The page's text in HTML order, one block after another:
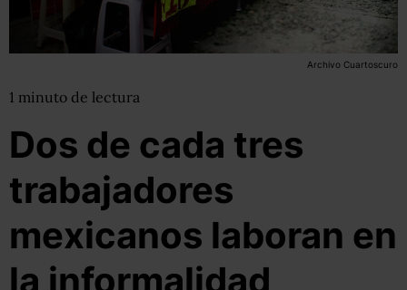
Archivo Cuartoscuro
1 minuto de lectura
Dos de cada tres
trabajadores
mexicanos laboran en
la informalidad